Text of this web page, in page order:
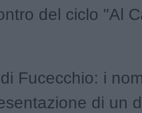
del ciclo "Al
Fucecchio: i
di un